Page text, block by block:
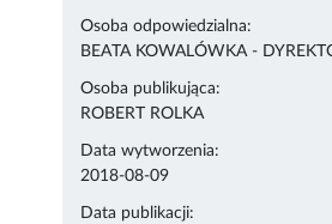
Osoba odpowiedzialna:
BEATA KOWALÓWKA -
Osoba publikująca:
ROBERT ROLKA
Data wytworzenia:
2018-08-09
Data publikacji: